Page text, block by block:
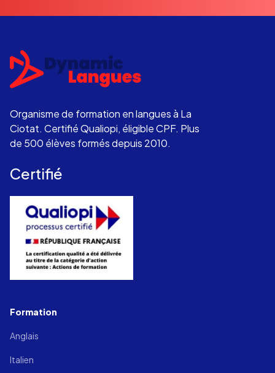
Organisme de formation en langues à La
Ciotat. Certifié Qualiopi, éligible CPF. Plus
de 500 élèves formés depuis 2010.
Certifié
Formation
Anglais
Italien